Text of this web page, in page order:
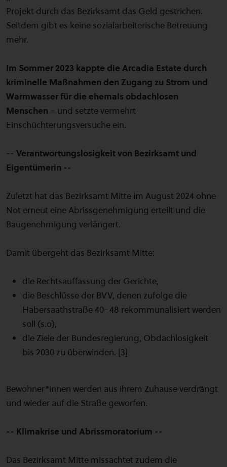
Projekt durch das Bezirksamt das Geld gestrichen.
Seitdem gibt es keine sozialarbeiterische Betreuung
mehr.
Im Sommer 2023 kappte die Arcadia Estate durch
kriminelle Maßnahmen den Zugang zu Strom und
Warmwasser für die ehemals obdachlosen
Menschen – und setzte vermehrt
Einschüchterungsversuche ein.
-- Verantwortungslosigkeit von Bezirksamt und
Eigentümerin --
Zuletzt hat das Bezirksamt Mitte im August 2024 ohne
Not erneut eine Abrissgenehmigung erteilt und die
Baugenehmigung verlängert.
Damit übergeht das Bezirksamt Mitte:
die Rechtsauffassung der Gerichte,
die Beschlüsse der BVV, denen zufolge die
Habersaathstraße 40–48 rekommunalisiert werden
soll (s.o),
die Ziele der Bundesregierung, Obdachlosigkeit
bis 2030 zu überwinden. [3]
Bewohner*innen werden aus ihrem Zuhause verdrängt
und wieder auf die Straße geworfen.
-- Klimakrise und Abrissmoratorium --
Das Bezirksamt Mitte missachtet zudem die